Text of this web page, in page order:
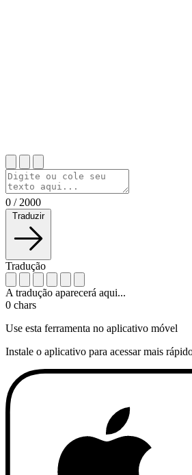
0 / 2000
Traduzir
Tradução
A tradução aparecerá aqui...
0 chars
Use esta ferramenta no aplicativo móvel
Instale o aplicativo para acessar mais